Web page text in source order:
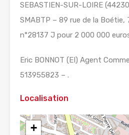
SEBASTIEN-SUR-LOIRE
SMABTP – 89 rue de la Boétie,
n°28137 J pour 2 000 000
Eric BONNOT (EI) Agent
513955823 – .
Localisation
+